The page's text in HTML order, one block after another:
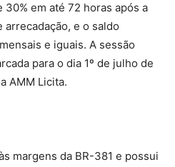
30% em até 72 horas após a
e o saldo
e iguais. A sessão
para o dia 1º de julho de
AMM Licita.
margens da BR-381 e possui